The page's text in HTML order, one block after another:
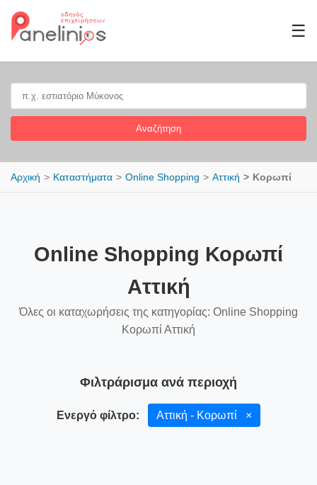
☰
Αναζήτηση
Αρχική Καταστήματα Online Shopping Αττική Κορωπί
Online Shopping Κορωπί
Αττική
Όλες οι καταχωρήσεις της κατηγορίας: Online Shopping
Κορωπί Αττική
Φιλτράρισμα ανά περιοχή
Ενεργό φίλτρο: Αττική - Κορωπί ×